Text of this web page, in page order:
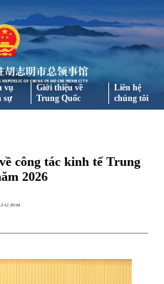
vụ
sự
Giới thiệu về
Trung Quốc
Liên hệ
chúng tôi
công tác kinh tế Trung
2026
12 20:04